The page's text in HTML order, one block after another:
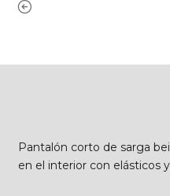
Pantalón corto de sarga
en el interior con elásticos